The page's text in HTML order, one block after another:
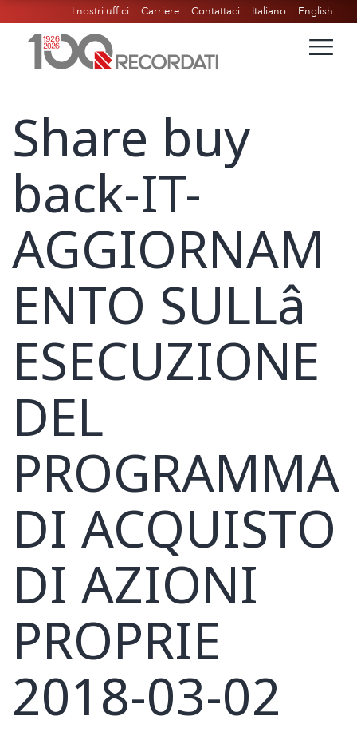
I nostri uffici Carriere Contattaci Italiano English
Share buy
back-IT-
AGGIORNAM
ENTO SULLâ
ESECUZIONE
DEL
PROGRAMMA
DI ACQUISTO
DI AZIONI
PROPRIE
2018-03-02